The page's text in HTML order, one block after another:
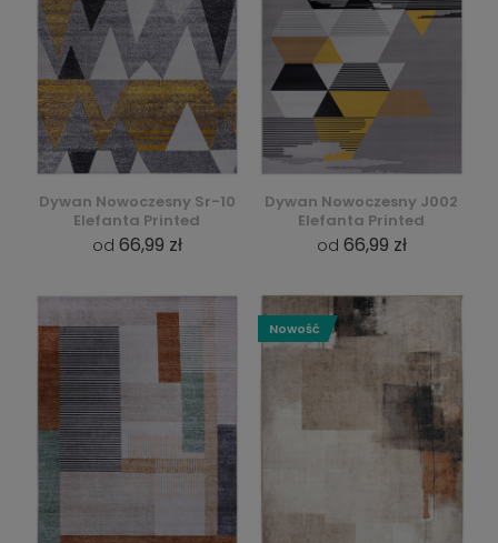
Dywan Nowoczesny Sr-10
Elefanta Printed
od 66,99 zł
Dywan Nowoczesny J002
Elefanta Printed
od 66,99 zł
Nowość